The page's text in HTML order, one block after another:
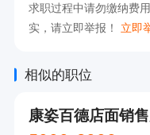
纯音测听、声场评
薪资福利：  底薪 +
稳定、正规、长期
求职过程中请勿缴纳费
实，请立即举报！ 立即
相似的职位